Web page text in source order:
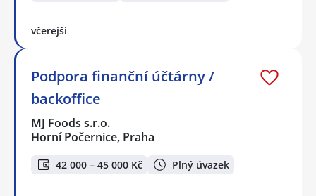
včerejší
Podpora finanční účtárny /
backoffice
MJ Foods s.r.o.
Horní Počernice, Praha
42 000 – 45 000 Kč Plný úvazek